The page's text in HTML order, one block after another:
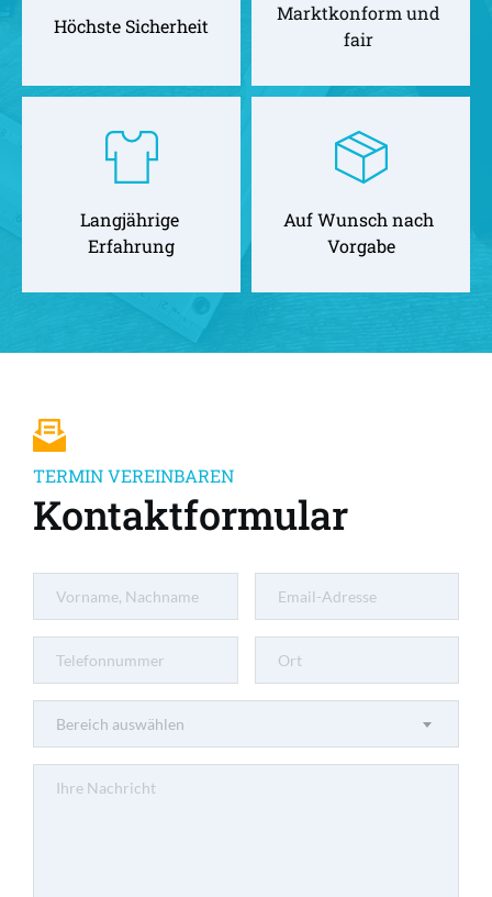
Höchste Sicherheit
Marktkonform und
fair
Langjährige
Erfahrung
Auf Wunsch nach
Vorgabe
TERMIN VEREINBAREN
Kontaktformular
Bereich auswählen